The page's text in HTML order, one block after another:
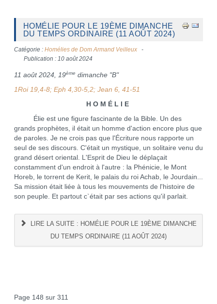
HOMÉLIE POUR LE 19ÈME DIMANCHE
DU TEMPS ORDINAIRE (11 AOÛT 2024)
Catégorie : Homélies de Dom Armand Veilleux
Publication : 10 août 2024
11 août 2024, 19ème dimanche "B"
1Roi 19,4-8; Eph 4,30-5,2; Jean 6, 41-51
H O M É L I E
Élie est une figure fascinante de la Bible. Un des
grands prophètes, il était un homme d'action encore plus que
de paroles. Je ne crois pas que l'Écriture nous rapporte un
seul de ses discours. C'était un mystique, un solitaire venu du
grand désert oriental. L'Esprit de Dieu le déplaçait
constamment d'un endroit à l'autre : la Phénicie, le Mont
Horeb, le torrent de Kerit, le palais du roi Achab, le Jourdain...
Sa mission était liée à tous les mouvements de l'histoire de
son peuple. Et partout c`était par ses actions qu'il parlait.
LIRE LA SUITE : HOMÉLIE POUR LE 19ÈME DIMANCHE
DU TEMPS ORDINAIRE (11 AOÛT 2024)
Page 148 sur 311